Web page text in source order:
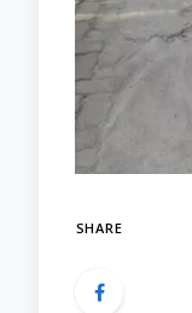
SHARE